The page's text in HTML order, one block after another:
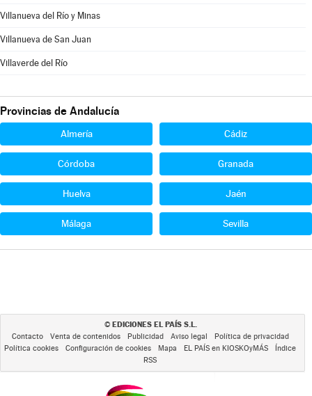
Villanueva del Río y Minas
Villanueva de San Juan
Villaverde del Río
Provincias de Andalucía
Almería Cádiz
Córdoba Granada
Huelva Jaén
Málaga Sevilla
© EDICIONES EL PAÍS S.L.
Contacto Venta de contenidos Publicidad Aviso legal
Política de privacidad
Política cookies
Configuración de cookies Mapa EL PAÍS en KIOSKOyMÁS
Índice
RSS